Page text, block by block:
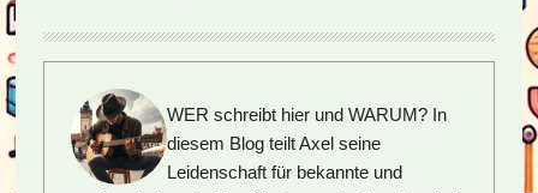
WER schreibt hier und WARUM? In
diesem Blog teilt Axel seine
Leidenschaft für bekannte und